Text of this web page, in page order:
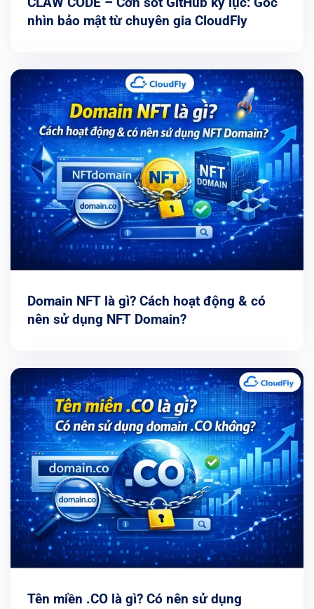
nhìn bảo mật từ chuyên gia CloudFly
Domain NFT là gì? Cách hoạt động & có
nên sử dụng NFT Domain?
Tên miền .CO là gì? Có nên sử dụng